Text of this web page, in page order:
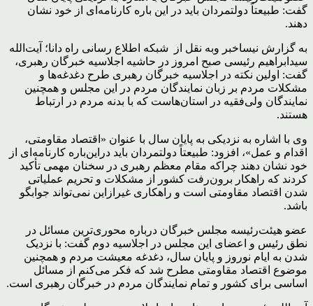
گفت: طبیعتاً دولتمردان باید در این‌ باره کارنامه‌ای از خود نشان
دهند.
به گزارش نیساخبر وبه نقل از شبکه اطلاع رسانی راه دانا؛ آیت‌الله
سیدابراهیم رئیسی صبح امروز در حاشیه اجلاسیه خبرگان رهبری،
گفت: اولین نکته در اجلاسیه خبرگان رهبری طرح دغدغه‌ها و
مشکلات مردم بر زبان نمایندگان مردم در این مجلس و همچنین
نمایندگان ولی‌فقیه در استان‌هاست که با بدنه مردم در ارتباط
هستند.
وی با اشاره به نزدیکی به پایان سال با عنوان «اقتصاد مقاومتی،
اقدام و عمل»، افزود: طبیعتاً دولتمردان باید دراین‌باره کارنامه‌ای از
خود نشان دهند چراکه مقام معظم رهبری در سخنان مهمی تأکید
کردند که راهکار برون‌رفت کشور از مشکلات و تحریم عملیاتی
شدن اقتصاد مقاومتی است و راهکاری غیرازاین نمی‌تواند جوابگو
باشد.
عضو هیئت‌رئیسه مجلس خبرگان درباره محوری‌ترین مسائل در
نطق رئیس و اعضای این مجلس در اجلاسیه دوم گفت: با نزدیک
شدن به ایام نوروز و پایان سال، دغدغه معیشت مردم و همچنین
موضوع اقتصاد مقاومتی مطرح شد که فکر می‌کنم از مسائل
اساسی برای کشور و تمام نمایندگان مردم در خبرگان رهبری است.